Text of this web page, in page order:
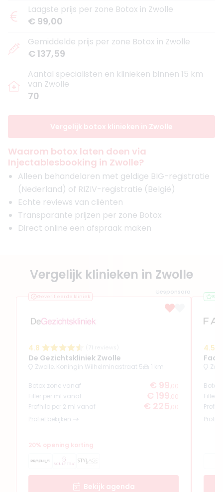
Laagste prijs per zone Botox in Zwolle
€ 99,00
Gemiddelde prijs per zone Botox in Zwolle
€ 137,59
Aantal specialisten en klinieken binnen 15 km
van Zwolle
70
Vergelijk botox klinieken in Zwolle
Waarom botox laten doen via
Injectablesbooking in Zwolle?
Alleen behandelaren met geldige BIG-registratie
(Nederland) of RIZIV-registratie (België)
Echte reviews van cliënten
Transparante prijzen per zone Botox
Direct online een afspraak maken
Vergelijk klinieken in Zwolle
Gesponsord
Geverifieerde kliniek
4.8
De Gezichtskliniek Zwolle
Zwolle, Koningin Wilhelminastraat 5 1 km
Botox zone vanaf € 99 ,00
Filler per ml vanaf
€ 199 ,00
Profhilo per 2 ml vanaf
€ 225 ,00
Profiel bekijken
20% opening korting
Bekijk agenda
4.5
Filler